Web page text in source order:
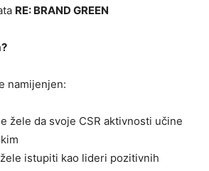
RE: BRAND GREEN
namijenjen:
žele da svoje CSR aktivnosti učine
istupiti kao lideri pozitivnih